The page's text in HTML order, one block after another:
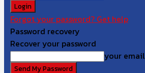
Forgot your password? Get help
Password recovery
Recover your password
your email